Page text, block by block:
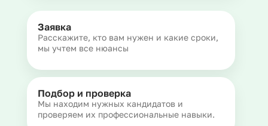
Заявка
Расскажите, кто вам нужен и какие сроки,
мы учтем все нюансы
Подбор и проверка
Мы находим нужных кандидатов и
проверяем их профессиональные навыки.